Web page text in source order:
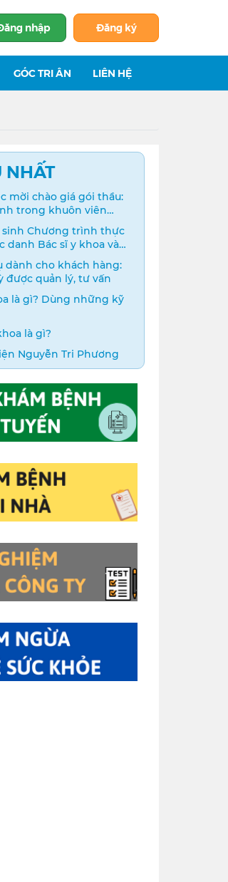
nhập Đăng ký
GÓC TRI ÂN LIÊN HỆ
NHẤT
mời chào giá gói thầu:
trong khuôn viên
sinh Chương trình thực
danh Bác sĩ y khoa và
2024
dành cho khách hàng:
được quản lý, tư vấn
là gì? Dùng những kỹ
là gì?
Nguyễn Tri Phương